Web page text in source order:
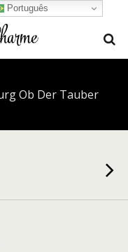
Ob Der Tauber
Português